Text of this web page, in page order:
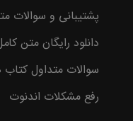
پشتیبانی و سوالات
دانلود رایگان متن
سوالات متداول کتاب
رفع مشکلات اندنوت